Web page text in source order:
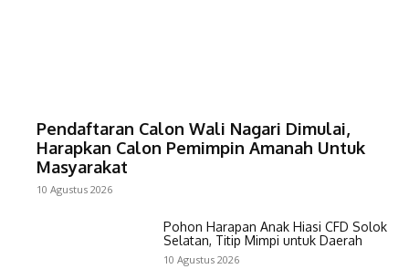
Pendaftaran Calon Wali Nagari Dimulai,
Harapkan Calon Pemimpin Amanah Untuk
Masyarakat
10 Agustus 2026
Pohon Harapan Anak Hiasi CFD Solok
Selatan, Titip Mimpi untuk Daerah
10 Agustus 2026